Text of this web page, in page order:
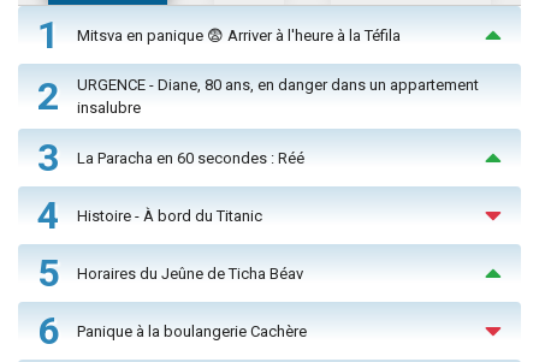
1 Mitsva en panique 😨 Arriver à l'heure à la Téfila
2
URGENCE - Diane, 80 ans, en danger dans un appartement
insalubre
3 La Paracha en 60 secondes : Réé
4 Histoire - À bord du Titanic
5 Horaires du Jeûne de Ticha Béav
6 Panique à la boulangerie Cachère